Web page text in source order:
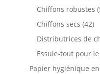
Chiffons robustes
Chiffons secs 4242
Distributrices de
Essuie-tout pour
Papier hygiénique